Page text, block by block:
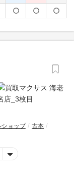
ショップ
古本